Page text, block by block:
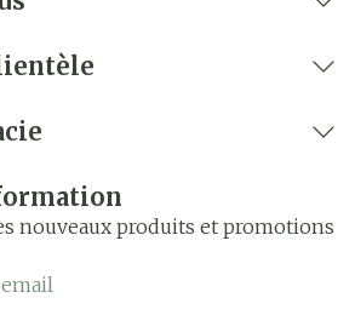
nouveaux produits et promotions